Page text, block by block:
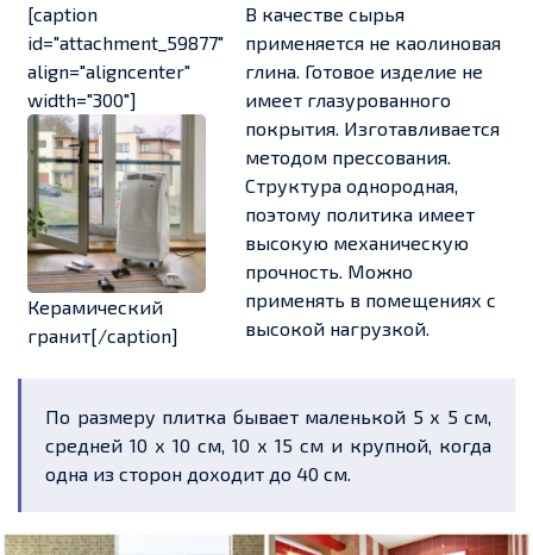
[caption
id="attachment_59877"
align="aligncenter"
width="300"]
Керамический
гранит[/caption]
В качестве сырья
применяется не каолиновая
глина. Готовое изделие не
имеет глазурованного
покрытия. Изготавливается
методом прессования.
Структура однородная,
поэтому политика имеет
высокую механическую
прочность. Можно
применять в помещениях с
высокой нагрузкой.
По размеру плитка бывает маленькой 5 х 5 см,
средней 10 х 10 см, 10 х 15 см и крупной, когда
одна из сторон доходит до 40 см.